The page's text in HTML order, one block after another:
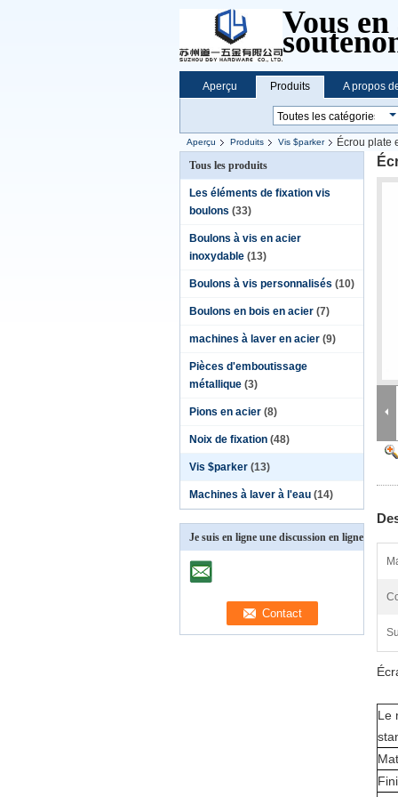
Vous
Aperçu Produits A propos
Aperçu Produits Vis $parker
Écrou plate
Tous les produits
Les éléments de fixation vis
boulons (33)
Boulons à vis en acier
inoxydable (13)
Boulons à vis personnalisés (10)
Boulons en bois en acier (7)
machines à laver en acier (9)
Pièces d'emboutissage
métallique (3)
Pions en acier (8)
Noix de fixation (48)
Vis $parker (13)
Machines à laver à l'eau (14)
Je suis en ligne une discussion en ligne
Le